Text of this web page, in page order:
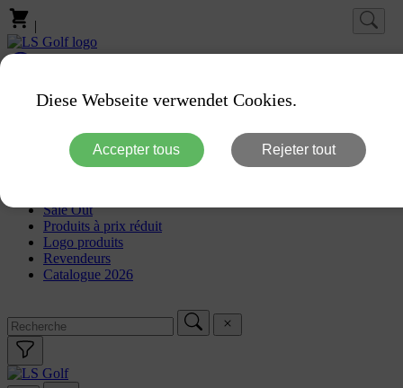
|
Marques
Produits
Sale Out
Produits à prix réduit
Logo produits
Revendeurs
Catalogue 2026
Diese Webseite verwendet Cookies.
Accepter tous Rejeter tout